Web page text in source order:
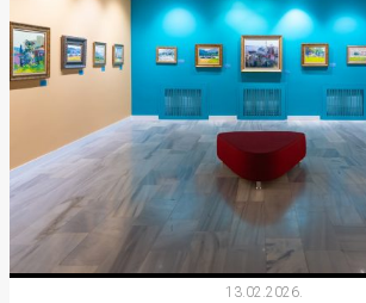
13.02.2026.